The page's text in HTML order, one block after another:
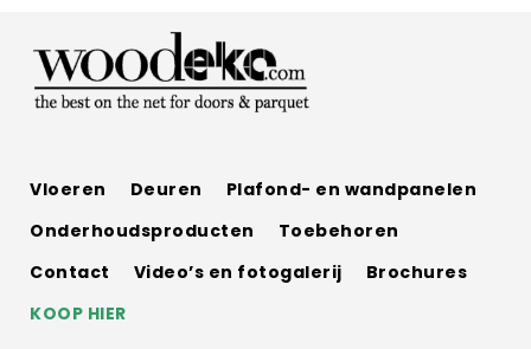
Vloeren Deuren
Plafond- en wandpanelen
Onderhoudsproducten
Toebehoren
Contact
Video’s en fotogalerij
Brochures
KOOP HIER